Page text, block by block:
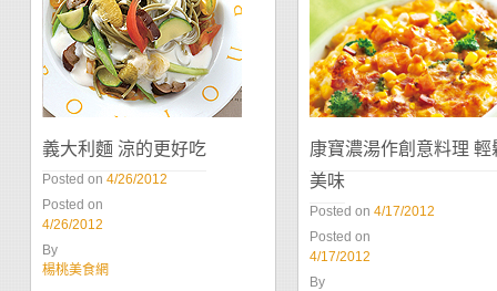
義大利麵 涼的更好吃
Posted on4/26/2012
Posted on
4/26/2012
By
楊桃美食網
康寶濃湯作創意料理 輕
美味
Posted on 4/17/2012
Posted on
4/17/2012
By